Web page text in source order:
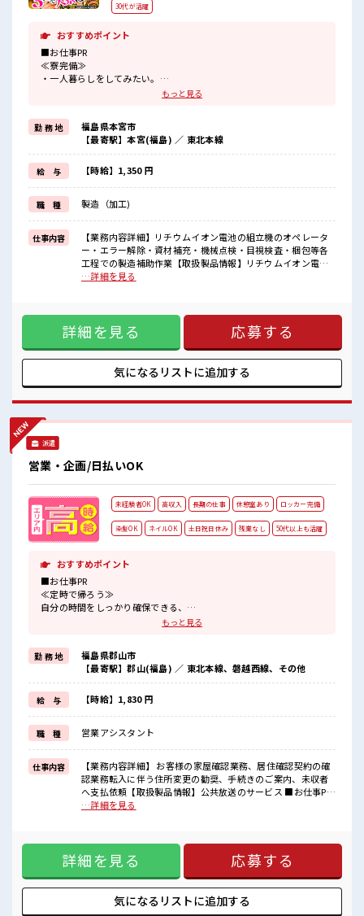
30代が活躍
おすすめポイント
■お仕事PR
≪寮完備≫
・一人暮らしをしてみたい。
・地元から出て新しい場所で働いてみたい。
そんな方にピッタリな「寮あり」のお仕事です！
赴任地までの交通費も当社が負担(規定有)！
遠方の方もご安心して応募ください！
≪残業で収入アップ≫
高収入を希望される方にオススメ。
残業は月20時間以上あります♪
≪髪型自由≫
基本的に髪色自由で明るすぎたり奇抜でなければOKです！
(規定有)制服があると毎日の服選びに悩まずOK♪
■職場の雰囲気
明るすぎたり奇抜過ぎなければヘアカラーOK！
≪20代の方が多数活躍中の職場≫
安心してお仕事に集中♪
もっと見る
勤 務 地
福島県本宮市
【最寄駅】本宮(福島) ／ 東北本線
給 与 【時給】1,350 円
職 種 製造（加工)
仕事内容
【業務内容詳細】リチウムイオン電池の組立機のオペレータ
ー・エラー解除・資材補充・機械点検・目視検査・梱包等各
工程での製造補助作業【取扱製品情報】リチウムイオン電池
※寮アリのお仕事！一人暮らしスタートにもピッタリ♪ ■お
したい。 そんな方にピッタリな「寮あり」のお仕事です！ 赴
任地までの交通費も当社が負担(規定有)！ 遠方の方もご安心
して応募ください！ ≪残業で収入アップ≫ 高収入を希望され
る方にオススメ。 残業は月20時間以上あります♪ ≪髪型自由
≫ 基本的に髪色自由で明るすぎたり奇抜でなければOKです！
(規定有)制服があると毎日の服選びに悩まずOK♪ ■職場の雰
の方が多数活躍中の職場≫ 休憩室でホッと一息リフレッシ
ュ！ ロッカーあり！ 安心してお仕事に集中♪
…詳細を見る
詳細を見る 応募する
気になるリストに追加する
派遣
営業・企画/日払いOK
未経験者OK 高収入 長期の仕事 休憩室あり ロッカー完備
染髪OK ネイルOK 土日祝日休み 残業なし 50代以上も活躍
おすすめポイント
■お仕事PR
≪定時で帰ろう≫
自分の時間をしっかり確保できる、
週末は家族や友人と一緒にプライベート満喫！
≪髪型自由≫
基本的に髪色自由で明るすぎたり奇抜でなければOKです！
(規定有)≪未経験の方も大カンゲイ≫
新しいことにチャレンジするのは不安だけど、
しっかり働く環境が整っています！
イチからスキルUP・ステップUP目指していきましょう！
≪収入アップを目指せる≫
高時給だらけの派遣のお仕事です！
■職場の雰囲気
キバツ過ぎなければ髪色・髪型は自由！
あなたの個性を大事にできます♪
安心してお仕事に集中♪
もっと見る
勤 務 地
福島県郡山市
【最寄駅】郡山(福島) ／ 東北本線、磐越西線、その他
給 与 【時給】1,830 円
職 種 営業アシスタント
仕事内容
【業務内容詳細】 お客様の家屋確認業務、居住確認契約の確
認業務転入に伴う住所変更の勧奨、手続きのご案内、未収者
へ支払依頼【取扱製品情報】公共放送のサービス ■お仕事PR
≪定時で帰ろう≫ 自分の時間をしっかり確保できる、 残業基
るすぎたり奇抜でなければOKです！ (規定有)≪未経験の方も
大カンゲイ≫ 新しいことにチャレンジするのは不安だけど、
しっかり働く環境が整っています！ イチからスキルUP・ステ
ップUP目指していきましょう！ ≪収入アップを目指せる≫ 高
時給だらけの派遣のお仕事です！ ■職場の雰囲気 キバツ過ぎ
なければ髪色・髪型は自由！ あなたの個性を大事にできます
…詳細を見る
詳細を見る 応募する
気になるリストに追加する